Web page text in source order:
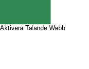
Aktivera Talande Webb